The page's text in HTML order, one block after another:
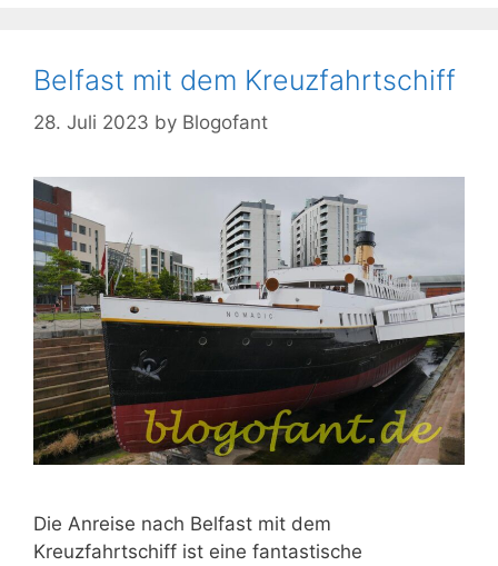
Belfast mit dem Kreuzfahrtschiff
28. Juli 2023 by Blogofant
Die Anreise nach Belfast mit dem
Kreuzfahrtschiff ist eine fantastische